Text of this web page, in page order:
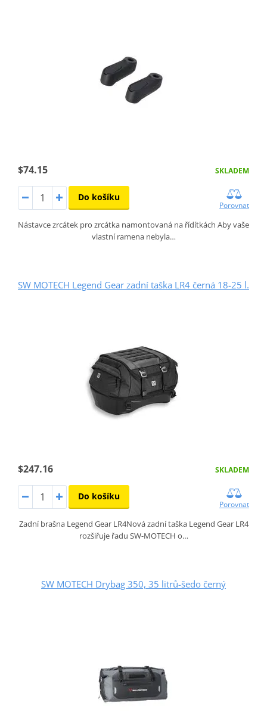
$74.15 SKLADEM
Do košíku
Porovnat
Nástavce zrcátek pro zrcátka namontovaná na řídítkách Aby vaše
vlastní ramena nebyla…
SW MOTECH Legend Gear zadní taška LR4 černá 18-25 l.
$247.16 SKLADEM
Do košíku
Porovnat
Zadní brašna Legend Gear LR4Nová zadní taška Legend Gear LR4
rozšiřuje řadu SW-MOTECH o…
SW MOTECH Drybag 350, 35 litrů-šedo černý